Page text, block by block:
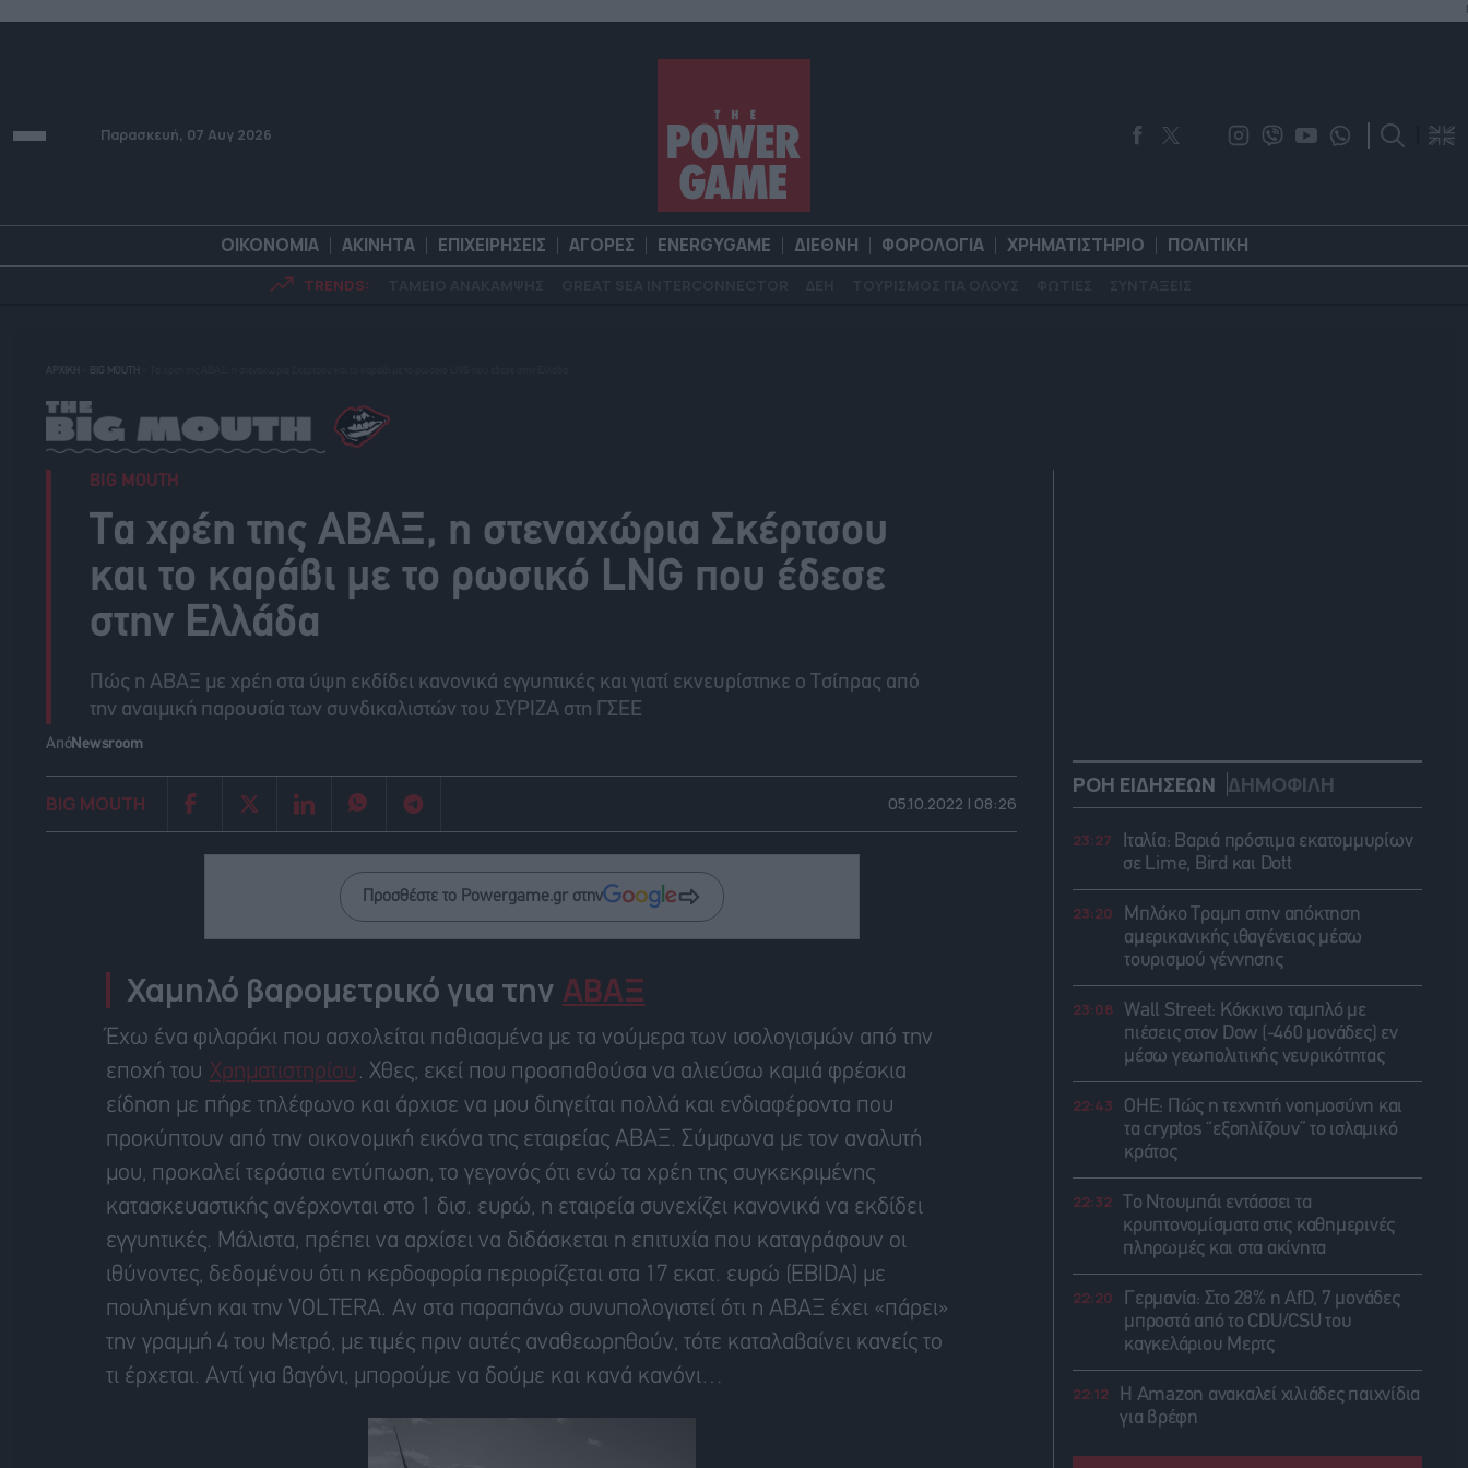
Παρασκευή, 07 Αυγ 2026
ΟΙΚΟΝΟΜΙΑ ΑΚΙΝΗΤΑ ΕΠΙΧΕΙΡΗΣΕΙΣ ΑΓΟΡΕΣ ENERGYGAME ΔΙΕΘΝΗ ΦΟΡΟΛΟΓΙΑ ΧΡΗΜΑΤΙΣΤΗΡΙΟ ΠΟΛΙΤΙΚΗ
TRENDS:
ΑΡΧΙΚΗ BIG MOUTH
BIG MOUTH
Τα χρέη της ΑΒΑΞ, η στεναχώρια Σκέρτσου
και το καράβι με το ρωσικό LNG που έδεσε
στην Ελλάδα
Πώς η ΑΒΑΞ με χρέη στα ύψη εκδίδει κανονικά εγγυητικές και γιατί εκνευρίστηκε ο Τσίπρας από
την αναιμική παρουσία των συνδικαλιστών του ΣΥΡΙΖΑ στη ΓΣΕΕ
ΑπόNewsroom
BIG MOUTH 05.10.2022 | 08:26
Προσθέστε το Powergame.gr στην
Χαμηλό βαρομετρικό για την ΑΒΑΞ
Έχω ένα φιλαράκι που ασχολείται παθιασμένα με τα νούμερα των ισολογισμών από την
εποχή του Χρηματιστηρίου
. Χθες, εκεί που προσπαθούσα να αλιεύσω καμιά φρέσκια
είδηση με πήρε τηλέφωνο και άρχισε να μου διηγείται πολλά και ενδιαφέροντα που
προκύπτουν από την οικονομική εικόνα της εταιρείας ΑΒΑΞ. Σύμφωνα με τον αναλυτή
μου, προκαλεί τεράστια εντύπωση, το γεγονός ότι ενώ τα χρέη της συγκεκριμένης
κατασκευαστικής ανέρχονται στο 1 δισ. ευρώ, η εταιρεία συνεχίζει κανονικά να εκδίδει
εγγυητικές. Μάλιστα, πρέπει να αρχίσει να διδάσκεται η επιτυχία που καταγράφουν οι
ιθύνοντες, δεδομένου ότι η κερδοφορία περιορίζεται στα 17 εκατ. ευρώ (EBIDA) με
πουλημένη και την VOLTERA. Αν στα παραπάνω συνυπολογιστεί ότι η ΑΒΑΞ έχει «πάρει»
την γραμμή 4 του Μετρό, με τιμές πριν αυτές αναθεωρηθούν, τότε καταλαβαίνει κανείς το
τι έρχεται. Αντί για βαγόνι, μπορούμε να δούμε και κανά κανόνι…
ΡΟΗ ΕΙΔΗΣΕΩΝ ΔΗΜΟΦΙΛΗ
23:27
Ιταλία: Βαριά πρόστιμα εκατομμυρίων
σε Lime, Bird και Dott
23:20
Μπλόκο Τραμπ στην απόκτηση
αμερικανικής ιθαγένειας μέσω
τουρισμού γέννησης
23:08
Wall Street: Κόκκινο ταμπλό με
πιέσεις στον Dow (-460 μονάδες) εν
μέσω γεωπολιτικής νευρικότητας
22:43
ΟΗΕ: Πώς η τεχνητή νοημοσύνη και
τα cryptos “εξοπλίζουν” το ισλαμικό
κράτος
22:32
Το Ντουμπάι εντάσσει τα
κρυπτονομίσματα στις καθημερινές
πληρωμές και στα ακίνητα
22:20
Γερμανία: Στο 28% η AfD, 7 μονάδες
μπροστά από το CDU/CSU του
καγκελάριου Μερτς
22:12
Η Amazon ανακαλεί χιλιάδες παιχνίδια
για βρέφη